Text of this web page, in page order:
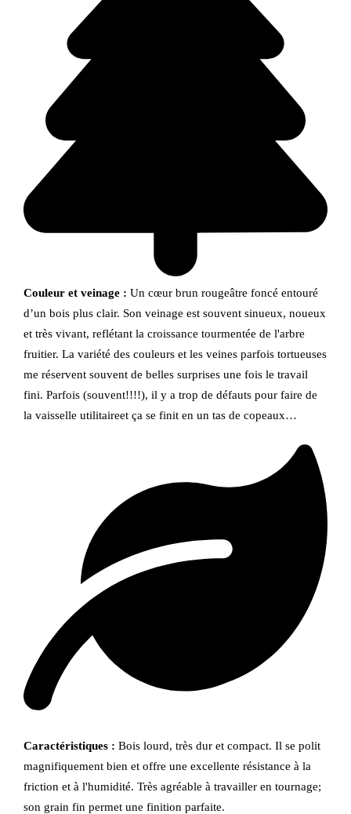
Couleur et veinage : Un cœur brun rougeâtre foncé entouré
d’un bois plus clair. Son veinage est souvent sinueux, noueux
et très vivant, reflétant la croissance tourmentée de l'arbre
fruitier. La variété des couleurs et les veines parfois tortueuses
me réservent souvent de belles surprises une fois le travail
fini. Parfois (souvent!!!!), il y a trop de défauts pour faire de
la vaisselle utilitaireet ça se finit en un tas de copeaux…
Caractéristiques : Bois lourd, très dur et compact. Il se polit
magnifiquement bien et offre une excellente résistance à la
friction et à l'humidité. Très agréable à travailler en tournage;
son grain fin permet une finition parfaite.